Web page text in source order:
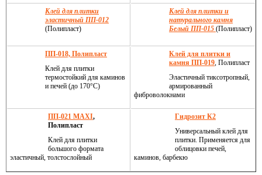
Клей для плитки
эластичный ПП-012
(Полипласт)
Клей для плитки и
натурального камня
Белый ПП-015 (Полипласт)
ПП-018, Полипласт
Клей для плитки
термостойкий для каминов
и печей (до 170°С)
Клей для плитки и
камня ПП-019, Полипласт
Эластичный тиксотропный,
армированный
фиброволокнами
ПП-021 MAXI,
Полипласт
Клей для плитки
большого формата
эластичный, толстослойный
Гидрозит К2
Универсальный клей для
плитки. Применяется для
облицовки печей,
каминов, барбекю